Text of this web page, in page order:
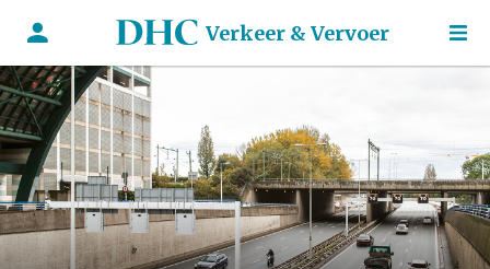
Verkeer & Vervoer